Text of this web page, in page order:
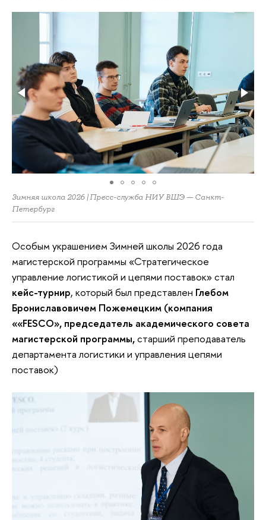
Зимняя школа 2026 | Пресс-служба НИУ ВШЭ — Санкт-
Петербург
Особым украшением Зимней школы 2026 года
магистерской программы «Стратегическое
управление логистикой и цепями поставок» стал
кейс-турнир, который был представлен Глебом
Брониславовичем Пожемецким (компания
««FESCO», председатель академического совета
магистерской программы,старший преподаватель
департамента логистики и управления цепями
поставок)